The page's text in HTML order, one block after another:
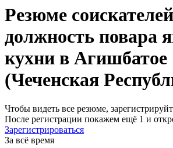
Резюме
должность повара
кухни в Агишбатое
(Чеченская
Чтобы видеть все резюме,
После регистрации покажем ещё 1 и
Зарегистрироваться
За всё время